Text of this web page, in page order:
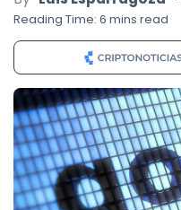
Reading Time: 6 mins read